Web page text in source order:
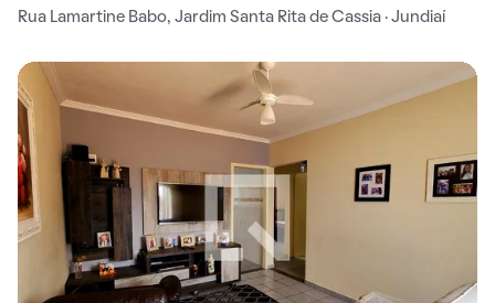
Rua Lamartine Babo, Jardim Santa Rita de Cassia · Jundiaí